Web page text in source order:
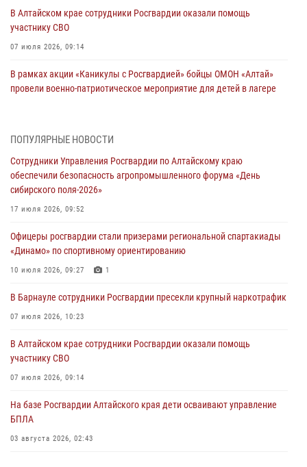
В Алтайском крае сотрудники Росгвардии оказали помощь
участнику СВО
07 июля 2026, 09:14
В рамках акции «Каникулы с Росгвардией» бойцы ОМОН «Алтай»
провели военно-патриотическое мероприятие для детей в лагере
акции «Коробка храбрости»
Сотрудники Росгвардии провели встречу с юными пограничниками
03 июля 2026, 04:03
Управление Росгвардии по Алтайскому краю провело для детей
02 июля 2026, 00:55
Алтайскому краю подведены итоги «прямой линии»
01 июля 2026, 07:49
ПОПУЛЯРНЫЕ НОВОСТИ
Сотрудники Управления Росгвардии по Алтайскому краю
обеспечили безопасность агропромышленного форума «День
сибирского поля-2026»
17 июля 2026, 09:52
Офицеры росгвардии стали призерами региональной спартакиады
«Динамо» по спортивному ориентированию
10 июля 2026, 09:27 1
В Барнауле сотрудники Росгвардии пресекли крупный наркотрафик
07 июля 2026, 10:23
В Алтайском крае сотрудники Росгвардии оказали помощь
участнику СВО
07 июля 2026, 09:14
На базе Росгвардии Алтайского края дети осваивают управление
БПЛА
03 августа 2026, 02:43